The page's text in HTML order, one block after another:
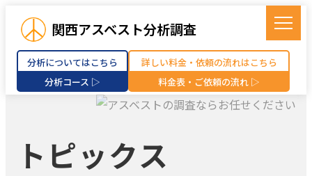
関西アスベスト分析調査
分析についてはこちら
分析コース ▷
詳しい料金・依頼の流れはこちら
料金表・ご依頼の流れ ▷
トピックス